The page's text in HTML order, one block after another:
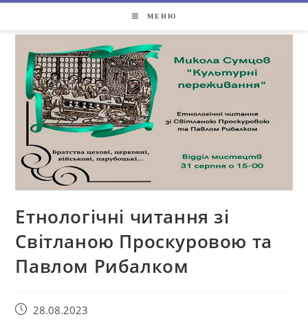
МЕНЮ
Етнологічні читання зі
Світланою Проскуровою та
Павлом Рибалком
28.08.2023